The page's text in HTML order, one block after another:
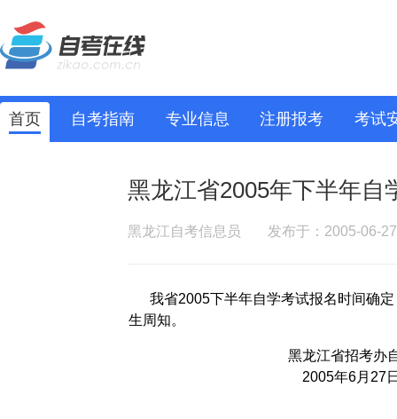
首页 自考指南 专业信息 注册报考 考试
黑龙江省2005年下半年自
黑龙江自考信息员 发布于：2005-06-27
我省2005下半年自学考试报名时间确定
生周知。
黑龙江省招考办自
2005年6月27